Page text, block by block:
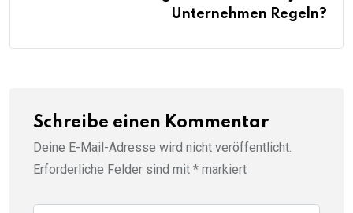
Unternehmen Regeln?
Schreibe einen Kommentar
Deine E-Mail-Adresse wird nicht veröffentlicht.
Erforderliche Felder sind mit * markiert